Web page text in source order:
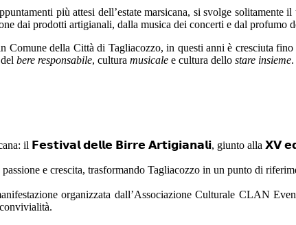
più attesi dell’estate marsicana, si svolge
dai prodotti artigianali, dalla musica dei concerti e dal profumo
della Città di Tagliacozzo, in questi anni è cresciuta
bere responsabile, cultura musicale e cultura dello stare insieme.
il 𝗙𝗲𝘀𝘁𝗶𝘃𝗮𝗹 𝗱𝗲𝗹𝗹𝗲 𝗕𝗶𝗿𝗿𝗲 𝗔𝗿𝘁𝗶𝗴𝗶𝗮𝗻𝗮𝗹𝗶, giunto alla 𝗫𝗩
e crescita, trasformando Tagliacozzo in un punto di
organizzata dall’Associazione Culturale CLAN